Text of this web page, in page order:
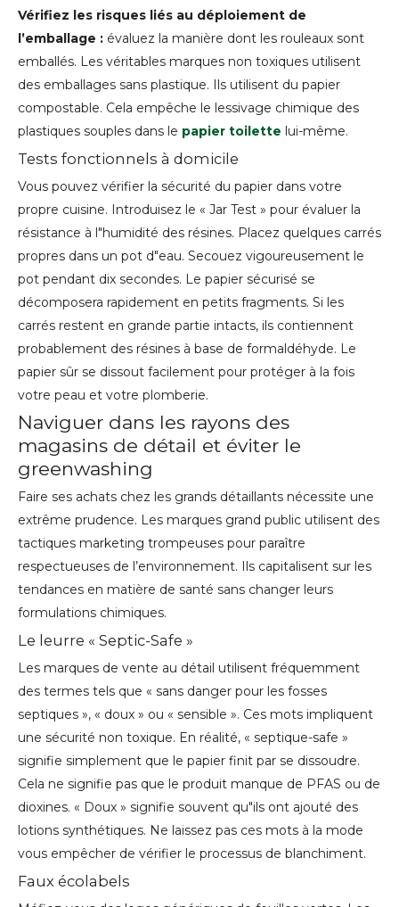
Vérifiez les risques liés au déploiement de
l’emballage : évaluez la manière dont les rouleaux sont
emballés. Les véritables marques non toxiques utilisent
des emballages sans plastique. Ils utilisent du papier
compostable. Cela empêche le lessivage chimique des
plastiques souples dans le papier toilette lui-même.
Tests fonctionnels à domicile
Vous pouvez vérifier la sécurité du papier dans votre
propre cuisine. Introduisez le « Jar Test » pour évaluer la
résistance à l"humidité des résines. Placez quelques carrés
propres dans un pot d"eau. Secouez vigoureusement le
pot pendant dix secondes. Le papier sécurisé se
décomposera rapidement en petits fragments. Si les
carrés restent en grande partie intacts, ils contiennent
probablement des résines à base de formaldéhyde. Le
papier sûr se dissout facilement pour protéger à la fois
votre peau et votre plomberie.
Naviguer dans les rayons des
magasins de détail et éviter le
greenwashing
Faire ses achats chez les grands détaillants nécessite une
extrême prudence. Les marques grand public utilisent des
tactiques marketing trompeuses pour paraître
respectueuses de l’environnement. Ils capitalisent sur les
tendances en matière de santé sans changer leurs
formulations chimiques.
Le leurre « Septic-Safe »
Les marques de vente au détail utilisent fréquemment
des termes tels que « sans danger pour les fosses
septiques », « doux » ou « sensible ». Ces mots impliquent
une sécurité non toxique. En réalité, « septique-safe »
signifie simplement que le papier finit par se dissoudre.
Cela ne signifie pas que le produit manque de PFAS ou de
dioxines. « Doux » signifie souvent qu"ils ont ajouté des
lotions synthétiques. Ne laissez pas ces mots à la mode
vous empêcher de vérifier le processus de blanchiment.
Faux écolabels